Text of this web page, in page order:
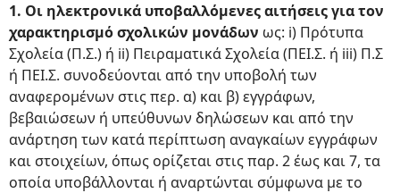
1. Οι ηλεκτρονικά υποβαλλόμενες αιτήσεις για τον
χαρακτηρισμό σχολικών μονάδων ως: i) Πρότυπα
Σχολεία (Π.Σ.) ή ii) Πειραματικά Σχολεία (ΠΕΙ.Σ. ή iii) Π.Σ
ή ΠΕΙ.Σ. συνοδεύονται από την υποβολή των
αναφερομένων στις περ. α) και β) εγγράφων,
βεβαιώσεων ή υπεύθυνων δηλώσεων και από την
ανάρτηση των κατά περίπτωση αναγκαίων εγγράφων
και στοιχείων, όπως ορίζεται στις παρ. 2 έως και 7, τα
οποία υποβάλλονται ή αναρτώνται σύμφωνα με το